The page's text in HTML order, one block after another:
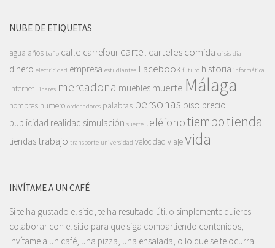
NUBE DE ETIQUETAS
agua años baño calle carrefour cartel cartelescomida crisis dia
dinero electricidad empresa estudiantes Facebook futuro historia informática
internet Linares mercadona muebles muerte Málaga
nombres numero ordenadores palabras personas piso precio
publicidad realidad simulación suerte teléfonotiempotienda
tiendas trabajo transporte universidad velocidad viajevida
INVÍTAME A UN CAFÉ
Si te ha gustado el sitio, te ha resultado útil o simplemente quieres
colaborar con el sitio para que siga compartiendo contenidos,
invítame a un café, una pizza, una ensalada, o lo que se te ocurra.